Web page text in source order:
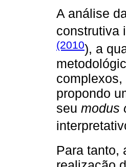
A análise
construtiva
(2010), a
propondo
seu modus
Para tanto,